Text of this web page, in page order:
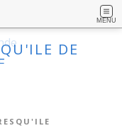
MENU
DE